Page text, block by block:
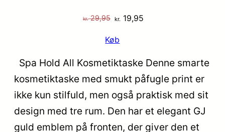
kr.29,95 Den
pris
var:
kr. 29,95.
kr. 19,95
er:
kr. 19,95.
Køb
Spa Hold All Kosmetiktaske Denne smarte
kosmetiktaske med smukt påfugle print er
ikke kun stilfuld, men også praktisk med sit
design med tre rum. Den har et elegant GJ
guld emblem på fronten, der giver den et